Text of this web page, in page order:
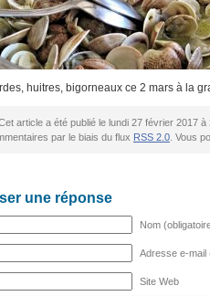
huitres, bigorneaux ce 2 mars à la
article a été publié le lundi 27 février 2017
par le biais du flux RSS 2.0 . Vous
une réponse
Nom
Adresse e-mail
Site Web